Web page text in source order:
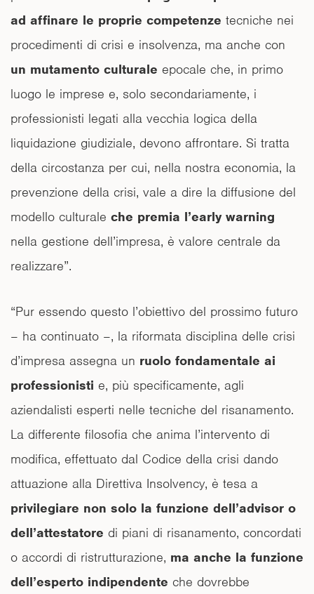
ad affinare le proprie competenze tecniche nei
procedimenti di crisi e insolvenza, ma anche con
un mutamento culturale epocale che, in primo
luogo le imprese e, solo secondariamente, i
professionisti legati alla vecchia logica della
liquidazione giudiziale, devono affrontare. Si tratta
della circostanza per cui, nella nostra economia, la
prevenzione della crisi, vale a dire la diffusione del
modello culturale che premia l’early warning
nella gestione dell’impresa, è valore centrale da
realizzare”.
“Pur essendo questo l’obiettivo del prossimo futuro
– ha continuato –, la riformata disciplina delle crisi
d’impresa assegna un ruolo fondamentale ai
professionisti e, più specificamente, agli
aziendalisti esperti nelle tecniche del risanamento.
La differente filosofia che anima l’intervento di
modifica, effettuato dal Codice della crisi dando
attuazione alla Direttiva Insolvency, è tesa a
privilegiare non solo la funzione dell’advisor o
dell’attestatore di piani di risanamento, concordati
o accordi di ristrutturazione, ma anche la funzione
dell’esperto indipendente che dovrebbe